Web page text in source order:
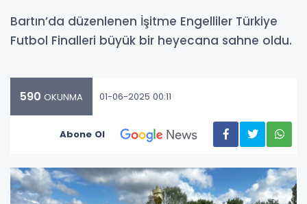
Bartın’da düzenlenen İşitme Engelliler Türkiye
Futbol Finalleri büyük bir heyecana sahne oldu.
590 OKUNMA 01-06-2025 00:11
Abone Ol